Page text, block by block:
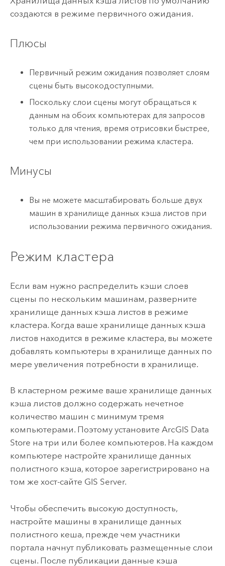
создаются в режиме первичного ожидания.
Плюсы
Первичный режим ожидания позволяет слоям
сцены быть высокодоступными.
Поскольку слои сцены могут обращаться к
данным на обоих компьютерах для запросов
только для чтения, время отрисовки быстрее,
чем при использовании режима кластера.
Минусы
Вы не можете масштабировать больше двух
машин в хранилище данных кэша листов при
использовании режима первичного ожидания.
Режим кластера
Если вам нужно распределить кэши слоев
сцены по нескольким машинам, разверните
хранилище данных кэша листов в режиме
кластера. Когда ваше хранилище данных кэша
листов находится в режиме кластера, вы можете
добавлять компьютеры в хранилище данных по
мере увеличения потребности в хранилище.
В кластерном режиме ваше хранилище данных
кэша листов должно содержать нечетное
количество машин с минимум тремя
компьютерами. Поэтому установите ArcGIS Data
Store на три или более компьютеров. На каждом
компьютере настройте хранилище данных
полистного кэша, которое зарегистрировано на
том же хост-сайте GIS Server.
Чтобы обеспечить высокую доступность,
настройте машины в хранилище данных
полистного кеша, прежде чем участники
портала начнут публиковать размещенные слои
сцены. После публикации данные кэша